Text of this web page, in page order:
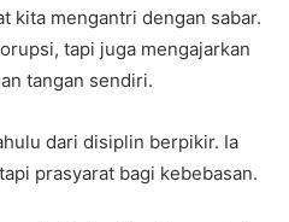
kita mengantri dengan sabar.
tapi juga mengajarkan
tangan sendiri.
dari disiplin berpikir. Ia
prasyarat bagi kebebasan.